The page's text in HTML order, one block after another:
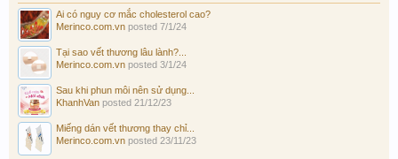
Ai có nguy cơ mắc cholesterol cao?
Merinco.com.vn posted 7/1/24
Tại sao vết thương lâu lành?...
Merinco.com.vn posted 3/1/24
Sau khi phun môi nên sử dụng...
KhanhVan posted 21/12/23
Miếng dán vết thương thay chỉ...
Merinco.com.vn posted 23/11/23